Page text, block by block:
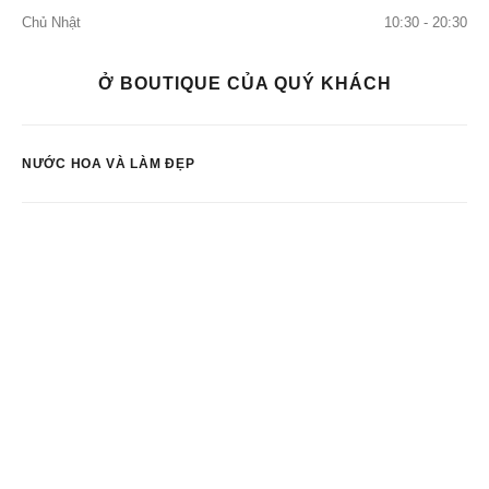
Chủ Nhật
10:30 - 20:30
Ở BOUTIQUE CỦA QUÝ KHÁCH
NƯỚC HOA VÀ LÀM ĐẸP